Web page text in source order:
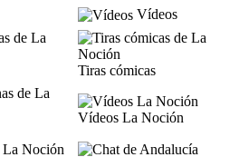
Vídeos
Tiras cómicas
Vídeos La Noción